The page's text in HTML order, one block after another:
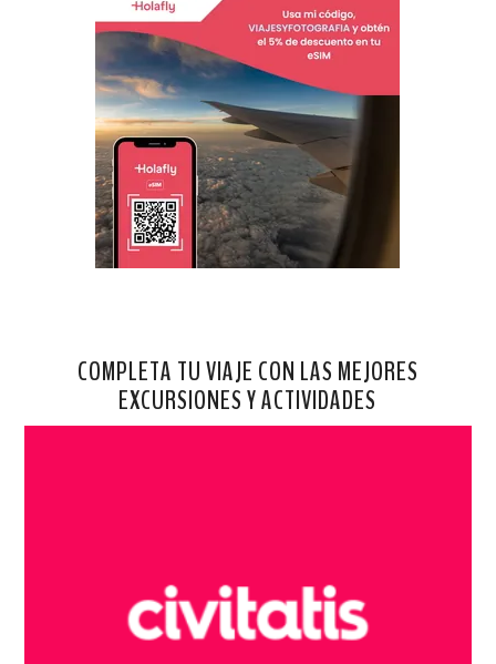
COMPLETA TU VIAJE CON LAS MEJORES
EXCURSIONES Y ACTIVIDADES